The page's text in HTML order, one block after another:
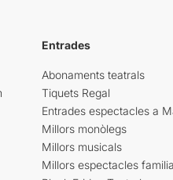
Entrades
Abonaments teatrals
Tiquets Regal
Entrades espectacles a
Millors monòlegs
Millors musicals
Millors espectacles